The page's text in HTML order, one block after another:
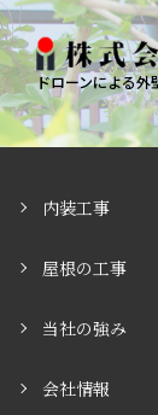
ドローンによる外
内装工事
屋根の工事
当社の強み
会社情報